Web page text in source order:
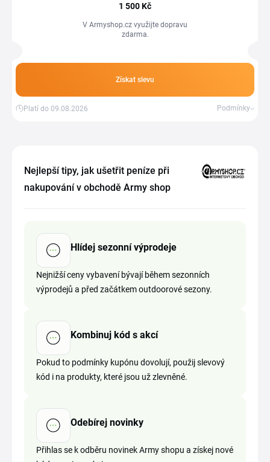
1 500 Kč
V Armyshop.cz využijte dopravu
zdarma.
Získat slevu
Platí do 09.08.2026 Podmínky
Nejlepší tipy, jak ušetřit peníze při
nakupování v obchodě Army shop
Hlídej sezonní výprodeje
Nejnižší ceny vybavení bývají během sezonních
výprodejů a před začátkem outdoorové sezony.
Kombinuj kód s akcí
Pokud to podmínky kupónu dovolují, použij slevový
kód i na produkty, které jsou už zlevněné.
Odebírej novinky
Přihlas se k odběru novinek Army shopu a získej nové